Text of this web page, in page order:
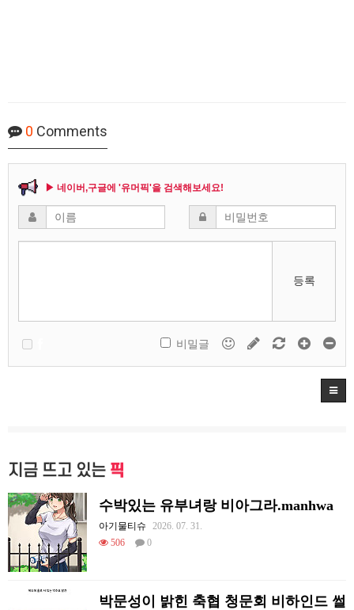
0 Comments
▶ 네이버,구글에 '유머픽'을 검색해보세요!
등록
비밀글
지금 뜨고 있는 픽
수박있는 유부녀랑 비아그라.manhwa
아기물티슈
2026. 07. 31.
506
0
박문성이 밝힌 축협 청문회 비하인드 썰